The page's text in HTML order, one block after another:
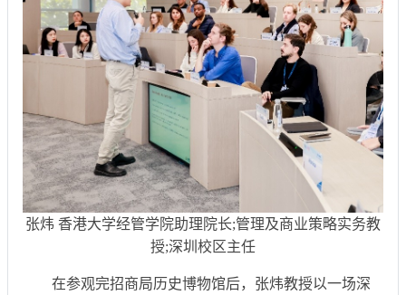
张炜 香港大学经管学院助理院长;管理及商业策略实务教
授;深圳校区主任
在参观完招商局历史博物馆后，张炜教授以一场深